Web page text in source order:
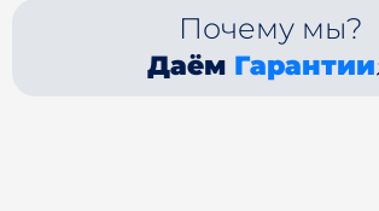
Почему мы?
Даём Гарантии